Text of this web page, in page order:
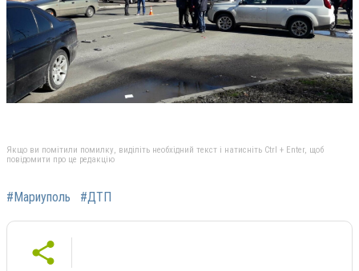
Якщо ви помітили помилку, виділіть необхідний текст і натисніть Ctrl + Enter, щоб
повідомити про це редакцію
#Мариуполь #ДТП